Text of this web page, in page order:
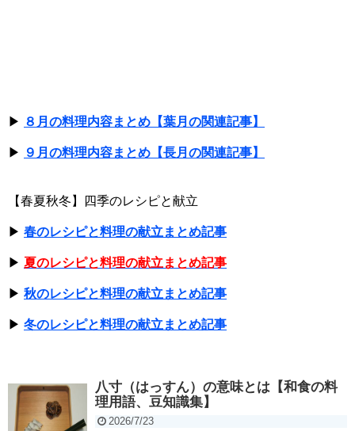
▶ ８月の料理内容まとめ【葉月の関連記事】
▶ ９月の料理内容まとめ【長月の関連記事】
【春夏秋冬】四季のレシピと献立
▶ 春のレシピと料理の献立まとめ記事
▶ 夏のレシピと料理の献立まとめ記事
▶ 秋のレシピと料理の献立まとめ記事
▶ 冬のレシピと料理の献立まとめ記事
八寸（はっすん）の意味とは【和食の料
理用語、豆知識集】
2026/7/23